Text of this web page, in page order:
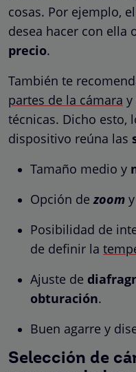
cosas. Por ejemplo, el
desea hacer con ella
precio.
También te
partes de la cámara y
técnicas. Dicho esto,
dispositivo reúna las
Tamaño medio y
Opción dezoom
Posibilidad de
de definir la
Ajuste de
obturación.
Buen agarre y
Selección de